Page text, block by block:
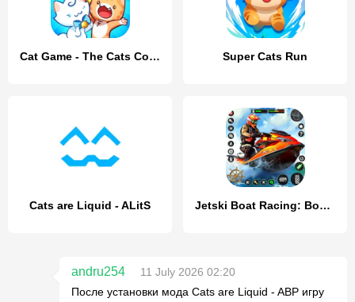
Cat Game - The Cats Collector! Super Cats Run
Cats are Liquid - ALitS Jetski Boat Racing: Boat Games
andru254
11 July 2026 02:20
После установки мода Cats are Liquid - ABP игру